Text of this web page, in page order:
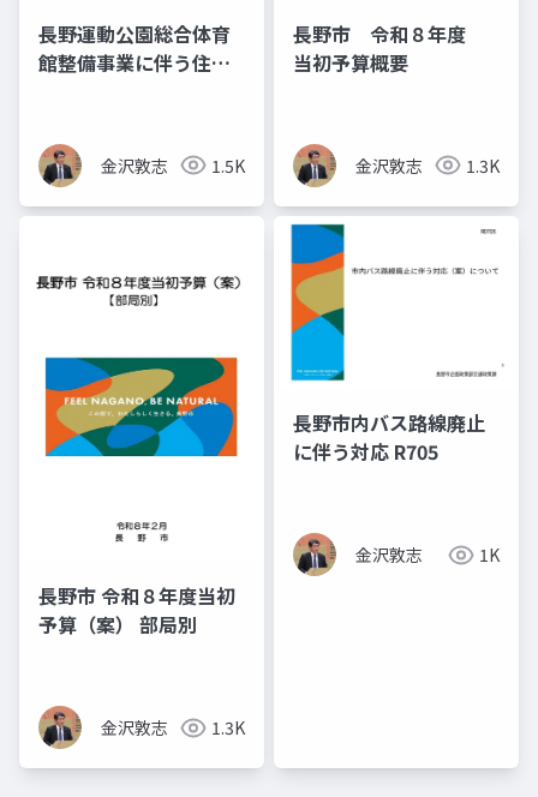
長野運動公園総合体育
館整備事業に伴う住民
金沢敦志 1.5K
長野市 令和８年度
当初予算概要
金沢敦志 1.3K
長野市 令和８年度当初
予算（案） 部局別
金沢敦志 1.3K
長野市内バス路線廃止
に伴う対応 R705
金沢敦志 1K